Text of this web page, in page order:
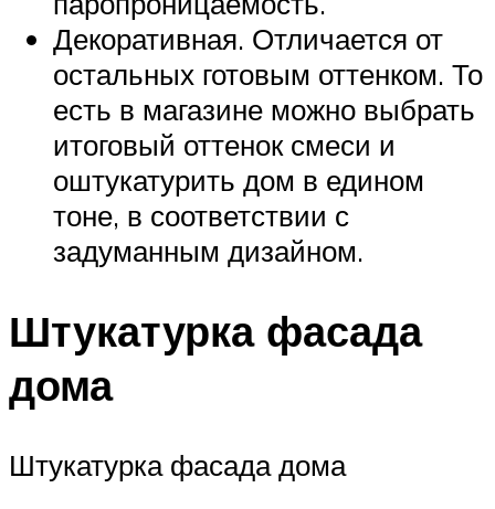
Декоративная. Отличается от
остальных готовым оттенком. То
есть в магазине можно выбрать
итоговый оттенок смеси и
оштукатурить дом в едином
тоне, в соответствии с
задуманным дизайном.
Штукатурка фасада
дома
Штукатурка фасада дома